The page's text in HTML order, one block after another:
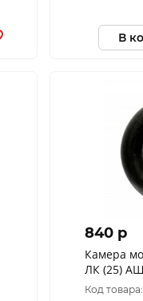
В
840 p
Камера
ЛК (25)
Код